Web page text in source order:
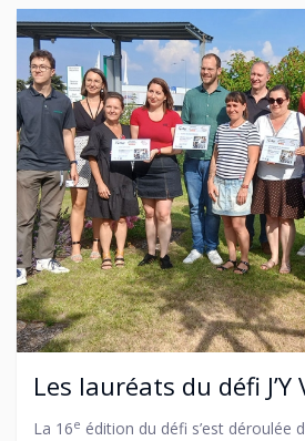
Les lauréats du défi J’Y
La 16e édition du défi s’est déroulée